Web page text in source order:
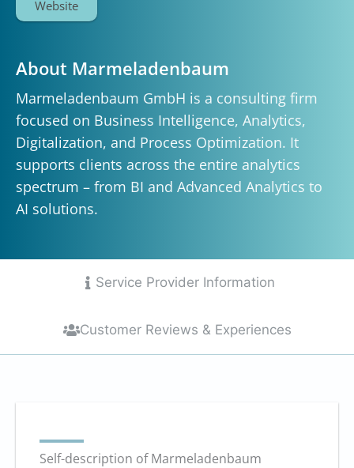
Website
About Marmeladenbaum
Marmeladenbaum GmbH is a consulting firm
focused on Business Intelligence, Analytics,
Digitalization, and Process Optimization. It
supports clients across the entire analytics
spectrum – from BI and Advanced Analytics to
AI solutions.
Service Provider Information
Customer Reviews & Experiences
Self-description of Marmeladenbaum